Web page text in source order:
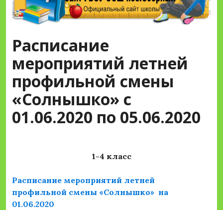
Расписание
мероприятий летней
профильной смены
«Солнышко» с
01.06.2020 по 05.06.2020
1-4 класс
Расписание мероприятий летней
профильной смены «Солнышко» на
01.06.2020